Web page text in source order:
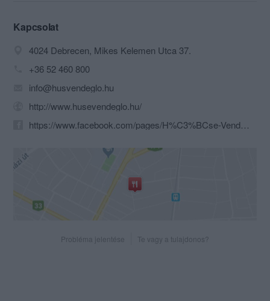
Kapcsolat
4024 Debrecen, Mikes Kelemen Utca 37.
+36 52 460 800
info@husvendeglo.hu
http://www.husevendeglo.hu/
https://www.facebook.com/pages/H%C3%BCse-Vend%C3%A9gl%C5%91-wwwhusevendeglohu/270073153038142
Probléma jelentése Te vagy a tulajdonos?